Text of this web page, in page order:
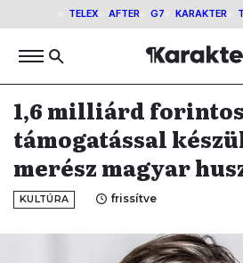
TELEX AFTER G7 KARAKTER
1,6 milliárd
támogatással
merész magyar
KULTÚRA frissítve